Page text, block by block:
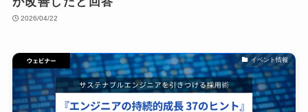
2026/04/22
イベント情報